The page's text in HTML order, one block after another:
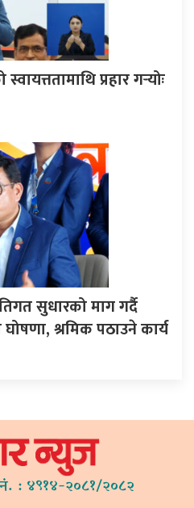
प्रहार गर्‍योः
सुधारको माग गर्दै
श्रमिक पठाउने कार्य
: ४९१४-२०८१/२०८२